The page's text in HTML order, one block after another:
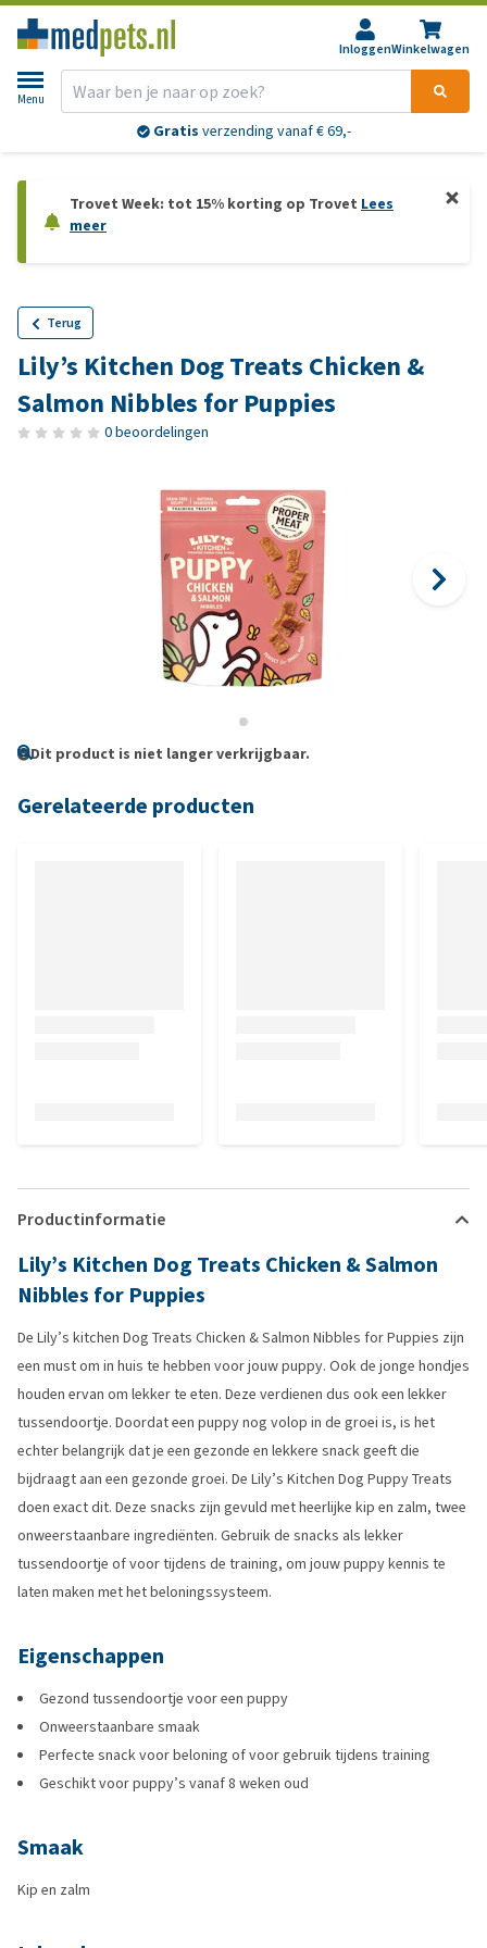
InloggenWinkelwagen
Menu
Gratis verzending vanaf € 69,-
Trovet Week: tot 15% korting op Trovet Lees
meer
Terug
Lily’s Kitchen Dog Treats Chicken &
Salmon Nibbles for Puppies
0 beoordelingen
Dit product is niet langer verkrijgbaar.
Gerelateerde producten
Productinformatie
Lily’s Kitchen Dog Treats Chicken & Salmon
Nibbles for Puppies
De Lily’s kitchen Dog Treats Chicken & Salmon Nibbles for Puppies zijn
een must om in huis te hebben voor jouw puppy. Ook de jonge hondjes
houden ervan om lekker te eten. Deze verdienen dus ook een lekker
tussendoortje. Doordat een puppy nog volop in de groei is, is het
echter belangrijk dat je een gezonde en lekkere snack geeft die
bijdraagt aan een gezonde groei. De Lily’s Kitchen Dog Puppy Treats
doen exact dit. Deze snacks zijn gevuld met heerlijke kip en zalm, twee
onweerstaanbare ingrediënten. Gebruik de snacks als lekker
tussendoortje of voor tijdens de training, om jouw puppy kennis te
laten maken met het beloningssysteem.
Eigenschappen
Gezond tussendoortje voor een puppy
Onweerstaanbare smaak
Perfecte snack voor beloning of voor gebruik tijdens training
Geschikt voor puppy’s vanaf 8 weken oud
Smaak
Kip en zalm